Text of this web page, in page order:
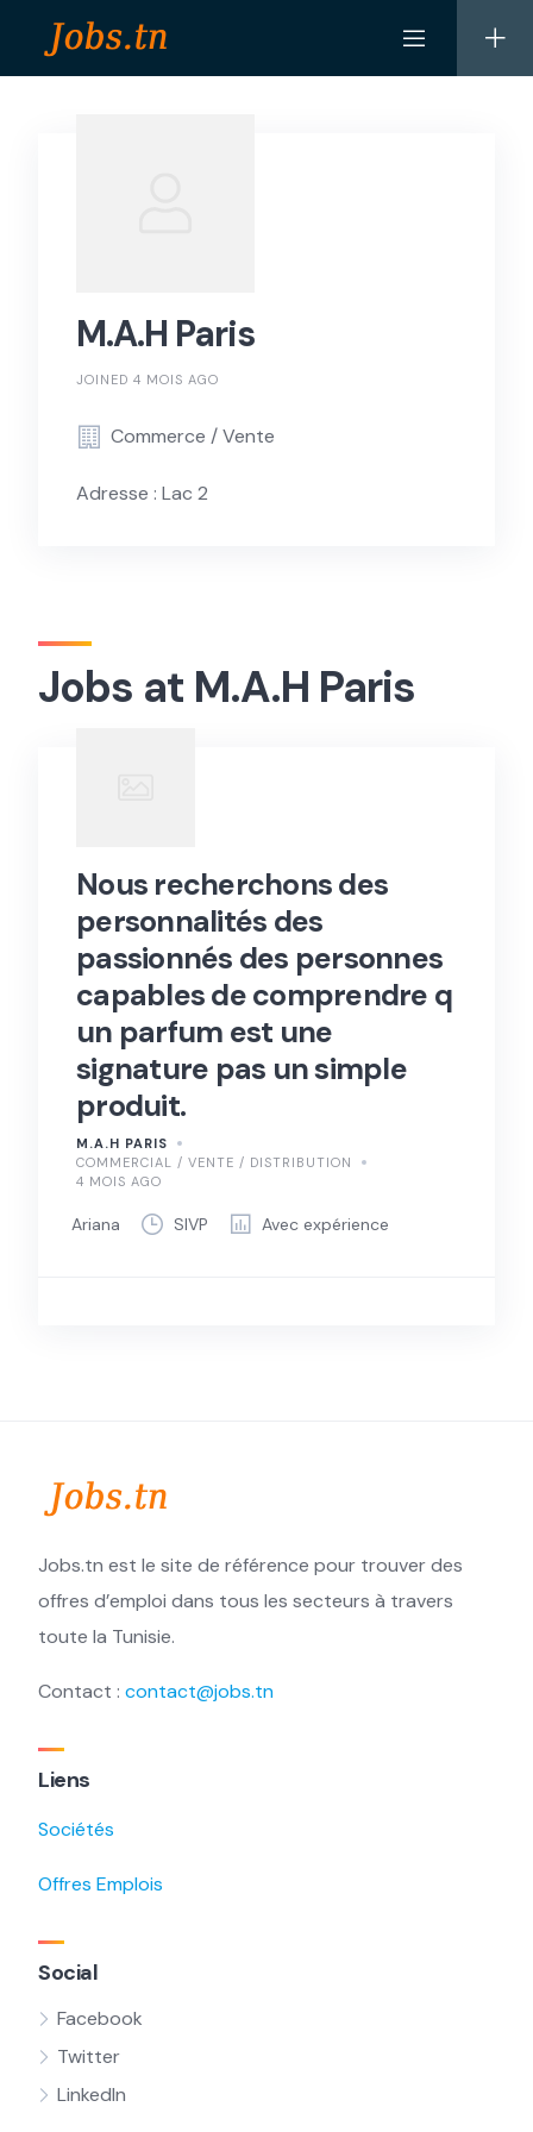
Jobs at M.A.H Paris
Nous recherchons des
personnalités des
passionnés des personnes
capables de comprendre q
un parfum est une
signature pas un simple
produit.
M.A.H PARIS
COMMERCIAL / VENTE / DISTRIBUTION
4 MOIS AGO
Ariana SIVP Avec expérience
M.A.H Paris
JOINED 4 MOIS AGO
Commerce / Vente
Adresse : Lac 2
Jobs.tn est le site de référence pour trouver des
offres d’emploi dans tous les secteurs à travers
toute la Tunisie.
Contact : contact@jobs.tn
Liens
Sociétés
Offres Emplois
Social
Facebook
Twitter
LinkedIn